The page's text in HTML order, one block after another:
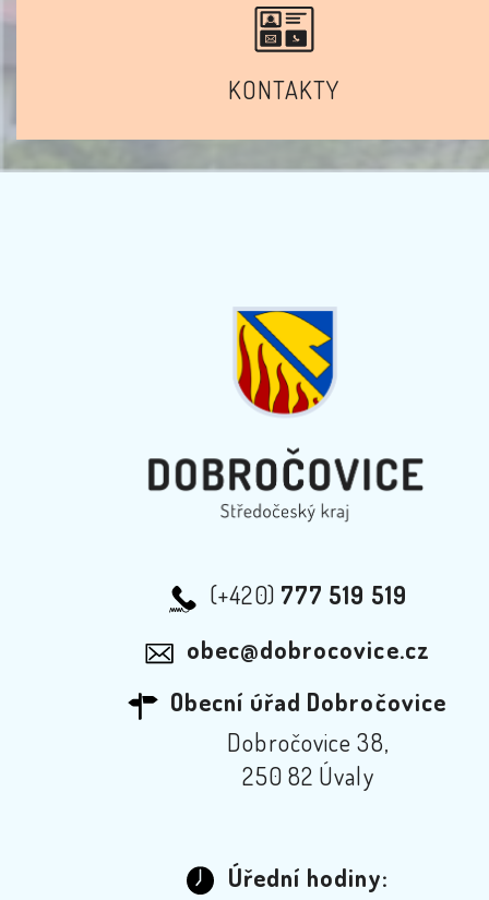
KONTAKTY
(+420) 777 519 519
obec@dobrocovice.cz
Obecní úřad Dobročovice
Dobročovice 38,
250 82 Úvaly
Úřední hodiny: